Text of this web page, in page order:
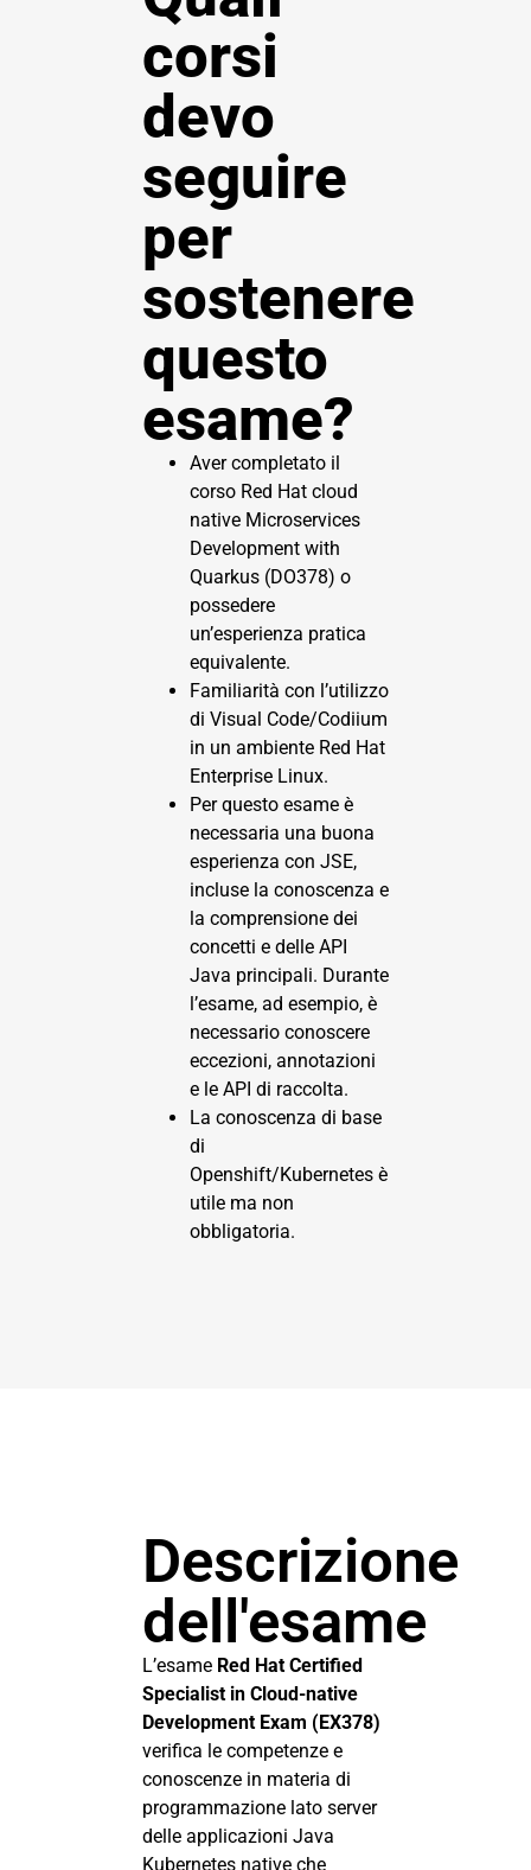
corsi
devo
seguire
per
sostenere
questo
esame?
Aver completato il
corso Red Hat cloud
native Microservices
Development with
Quarkus (DO378) o
possedere
un’esperienza pratica
equivalente.
Familiarità con l’utilizzo
di Visual Code/Codiium
in un ambiente Red Hat
Enterprise Linux.
Per questo esame è
necessaria una buona
esperienza con JSE,
incluse la conoscenza e
la comprensione dei
concetti e delle API
Java principali. Durante
l’esame, ad esempio, è
necessario conoscere
eccezioni, annotazioni
e le API di raccolta.
La conoscenza di base
di
Openshift/Kubernetes è
utile ma non
obbligatoria.
Descrizione
dell'esame
L’esame Red Hat Certified
Specialist in Cloud-native
Development Exam (EX378)
verifica le competenze e
conoscenze in materia di
programmazione lato server
delle applicazioni Java
Kubernetes native che